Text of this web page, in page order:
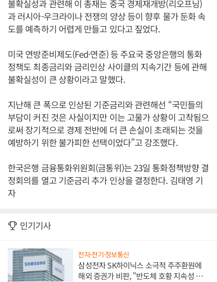
불확실성과 관련해 이 총재는 중국 경제재개방(리오프닝)
과 러시아-우크라이나 전쟁의 양상 등이 향후 물가 둔화 속
도를 예측하기 어렵게 만들고 있다고 짚었다.
미국 연방준비제도(Fed·연준) 등 주요국 중앙은행의 통화
정책도 최종금리와 금리인상 사이클의 지속기간 등에 관해
불확실성이 큰 상황이라고 말했다.
지난해 큰 폭으로 인상된 기준금리와 관련해선 “국민들의
부담이 커진 것은 사실이지만 이는 고물가 상황이 고착됨으
로써 장기적으로 경제 전반에 더 큰 손실이 초래되는 것을
예방하기 위한 불가피한 선택이었다”고 강조했다.
한국은행 금융통화위원회(금통위)는 23일 통화정책방향 결
정회의를 열고 기준금리 추가 인상을 결정한다. 김태영 기
자
인기기사
전자·전기·정보통신
삼성전자 SK하이닉스 소극적 주주환원에
해외 증권가 비판, "반도체 호황 지속성 의